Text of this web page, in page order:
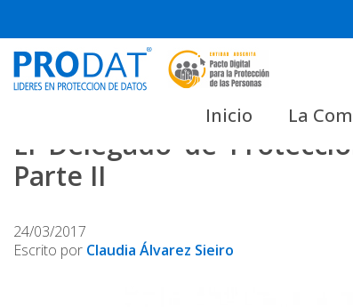
content
Inicio La
El Delegado de
Parte II
24/03/2017
Escrito por Claudia Álvarez Sieiro